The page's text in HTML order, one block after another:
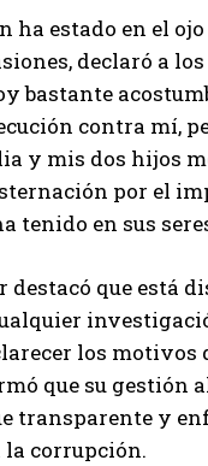
ha estado en el
declaró a
bastante
contra mí,
y mis dos hijos
por el
tenido en sus
que está
los motivos
que su gestión
transparente y
la corrupción.